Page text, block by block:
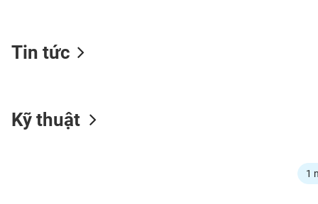
Tin tức
Kỹ thuật
1